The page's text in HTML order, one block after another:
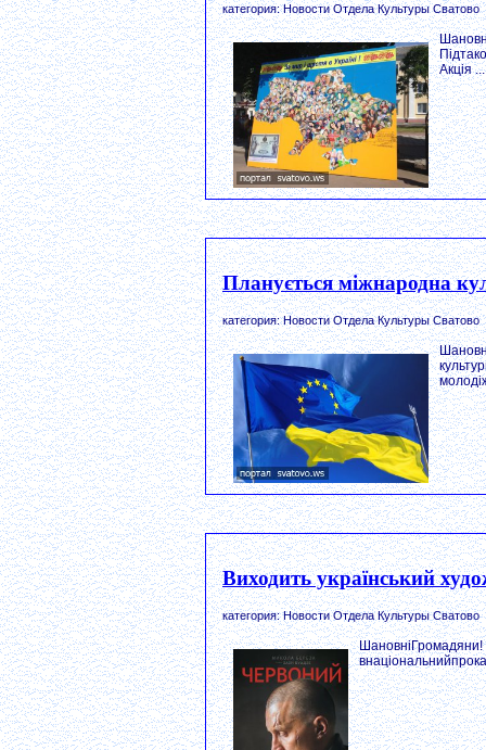
категория: Новости Отдела Культуры Сватово
Акція ...
Планується міжнародна
категория: Новости Отдела Культуры Сватово
Виходить український
категория: Новости Отдела Культуры Сватово
ШановніГромадяни!